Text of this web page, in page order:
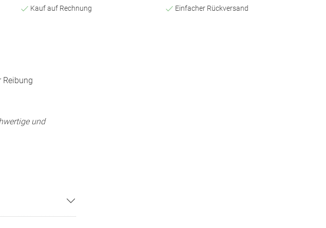
Kauf auf Rechnung Einfacher Rückversand
Reibung
und